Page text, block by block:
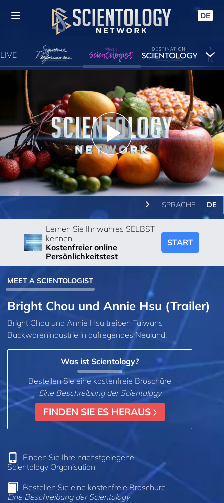
DE
LIVE
Play
Video
SPRACHE: DE
Lernen Sie Ihr wahres SELBST
kennen
Kostenfreier online
Persönlichkeitstest
START
MEET A SCIENTOLOGIST
Bright Chou und Annie Hsu (Trailer)
Bright Chou und Annie Hsu treiben Taiwans
Backwarenindustrie in aufregendes Neuland.
Was ist Scientology?
Bestellen Sie eine kostenfreie Broschüre
Eine Beschreibung der Scientology
FINDEN SIE ES HERAUS
Finden Sie Ihre nächstgelegene
Scientology Organisation
Bestellen Sie eine kostenfreie Broschüre
Eine Beschreibung der Scientology